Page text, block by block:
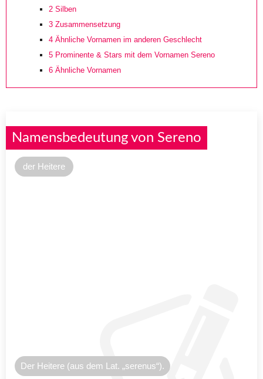
2 Silben
3 Zusammensetzung
4 Ähnliche Vornamen im anderen Geschlecht
5 Prominente & Stars mit dem Vornamen Sereno
6 Ähnliche Vornamen
Namensbedeutung von Sereno
der Heitere
Der Heitere (aus dem Lat. „serenus“).